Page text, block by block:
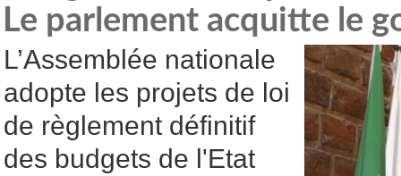
Le parlement acquitte le
L’Assemblée nationale
adopte les projets de loi
de règlement définitif
des budgets de l'Etat